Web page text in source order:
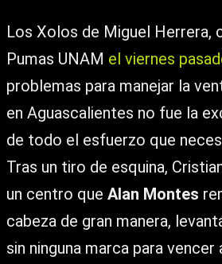
Los Xolos de Miguel Herrera,
Pumas UNAM el viernes
problemas para manejar la
en Aguascalientes no fue la
de todo el esfuerzo que
Tras un tiro de esquina,
un centro que Alan Montes
cabeza de gran manera,
sin ninguna marca para vencer